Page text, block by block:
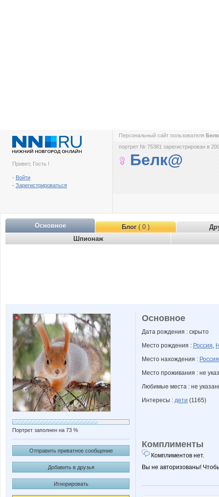
Привет, Гость !
- Войти
- Зарегистрироваться
Персональный сайт пользователя
портрет № 75381 зарегистрирован в
Белк@
Основное Блог( 0 )
Шпионаж
Портрет заполнен на 73 %
Отправить приватное сообщение
Добавить в друзья
Игнорировать
Основное
Дата рождения : скрыто
Место рождения : Россия,
Место нахождения : Россия
Место проживания : не
Любимые места : не
Интересы : дети (1165)
Комплименты
Комплиментов нет.
Вы не авторизованы!